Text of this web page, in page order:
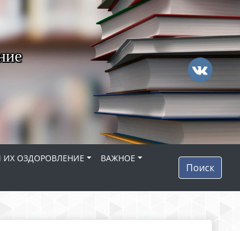
ИХ ОЗДОРОВЛЕНИЕ
ВАЖНОЕ
Поиск